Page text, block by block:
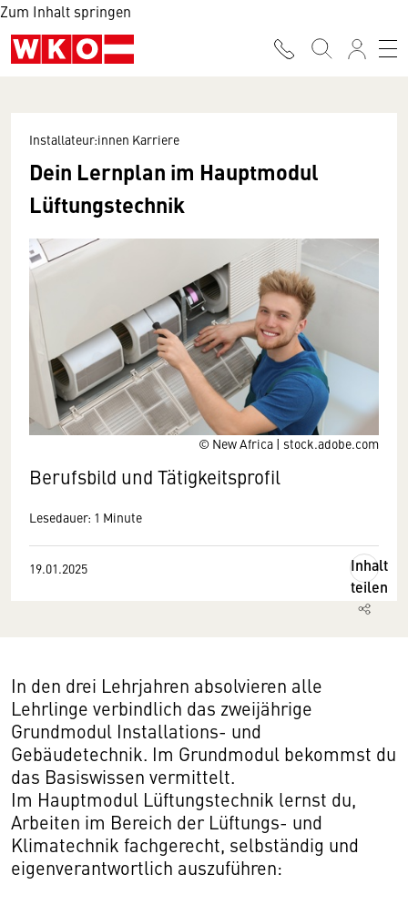
Zum Inhalt springen
© New Africa | stock.adobe.com
Installateur:innen Karriere
Dein Lernplan im Hauptmodul
Lüftungstechnik
Berufsbild und Tätigkeitsprofil
Lesedauer: 1 Minute
19.01.2025
Inhalt
teilen
In den drei Lehrjahren absolvieren alle
Lehrlinge verbindlich das zweijährige
Grundmodul Installations- und
Gebäudetechnik. Im Grundmodul bekommst du
das Basiswissen vermittelt.
Im Hauptmodul Lüftungstechnik lernst du,
Arbeiten im Bereich der Lüftungs- und
Klimatechnik fachgerecht, selbständig und
eigenverantwortlich auszuführen: